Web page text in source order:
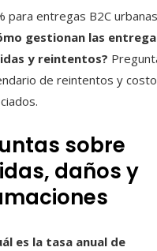
para entregas B2C
gestionan las
y reintentos?
de reintentos y
sobre
daños y
es la tasa anual de